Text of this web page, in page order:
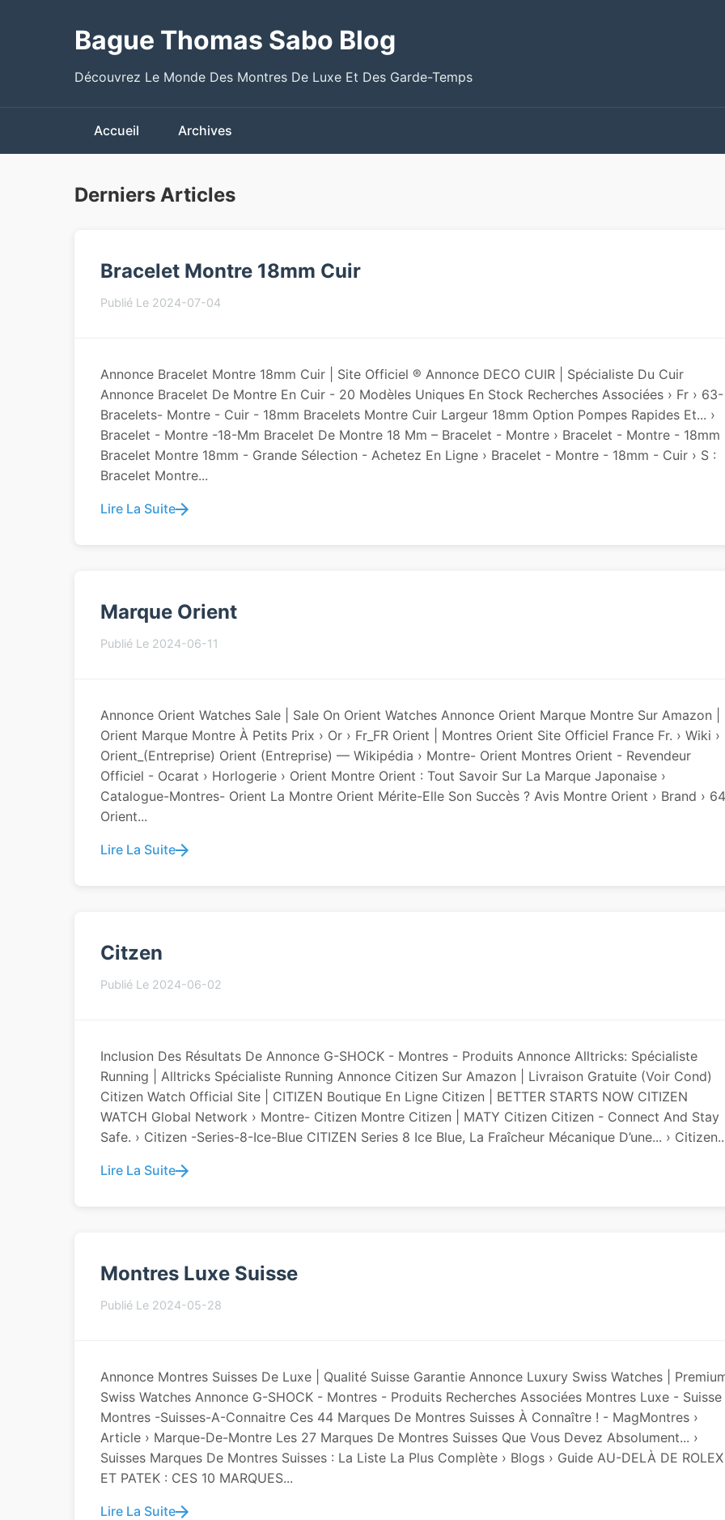
Bague Thomas Sabo Blog
Découvrez Le Monde Des Montres De Luxe Et Des Garde-Temps
Accueil Archives
Derniers Articles
Bracelet Montre 18mm Cuir
Publié Le 2024-07-04
Annonce Bracelet Montre 18mm Cuir | Site Officiel ® Annonce DECO CUIR | Spécialiste Du Cuir
Annonce Bracelet De Montre En Cuir - 20 Modèles Uniques En Stock Recherches Associées › Fr › 63-
Bracelets- Montre - Cuir - 18mm Bracelets Montre Cuir Largeur 18mm Option Pompes Rapides Et... ›
Bracelet - Montre -18-Mm Bracelet De Montre 18 Mm – Bracelet - Montre › Bracelet - Montre - 18mm
Bracelet Montre 18mm - Grande Sélection - Achetez En Ligne › Bracelet - Montre - 18mm - Cuir › S :
Bracelet Montre...
Lire La Suite
Marque Orient
Publié Le 2024-06-11
Annonce Orient Watches Sale | Sale On Orient Watches Annonce Orient Marque Montre Sur Amazon |
Orient Marque Montre À Petits Prix › Or › Fr_FR Orient | Montres Orient Site Officiel France Fr. › Wiki ›
Orient_(entreprise) Orient (entreprise) — Wikipédia › Montre- Orient Montres Orient - Revendeur
Officiel - Ocarat › Horlogerie › Orient Montre Orient : Tout Savoir Sur La Marque Japonaise ›
Catalogue-Montres- Orient La Montre Orient Mérite-Elle Son Succès ? Avis Montre Orient › Brand ›
Orient...
Lire La Suite
Citzen
Publié Le 2024-06-02
Inclusion Des Résultats De Annonce G-SHOCK - Montres - Produits Annonce Alltricks: Spécialiste
Running | Alltricks Spécialiste Running Annonce Citizen Sur Amazon | Livraison Gratuite (voir Cond)
Citizen Watch Official Site | CITIZEN Boutique En Ligne Citizen | BETTER STARTS NOW CITIZEN
WATCH Global Network › Montre- Citizen Montre Citizen | MATY Citizen Citizen - Connect And Stay
Safe. › Citizen -series-8-Ice-Blue CITIZEN Series 8 Ice Blue, La Fraîcheur Mécanique D’une... ›
Lire La Suite
Montres Luxe Suisse
Publié Le 2024-05-28
Annonce Montres Suisses De Luxe | Qualité Suisse Garantie Annonce Luxury Swiss Watches |
Swiss Watches Annonce G-SHOCK - Montres - Produits Recherches Associées Montres Luxe - Suisse
Montres -suisses-A-Connaitre Ces 44 Marques De Montres Suisses À Connaître ! - MagMontres ›
Article › Marque-De-Montre Les 27 Marques De Montres Suisses Que Vous Devez Absolument... ›
Suisses Marques De Montres Suisses : La Liste La Plus Complète › Blogs › Guide AU-DELÀ DE ROLEX
ET PATEK : CES 10 MARQUES...
Lire La Suite